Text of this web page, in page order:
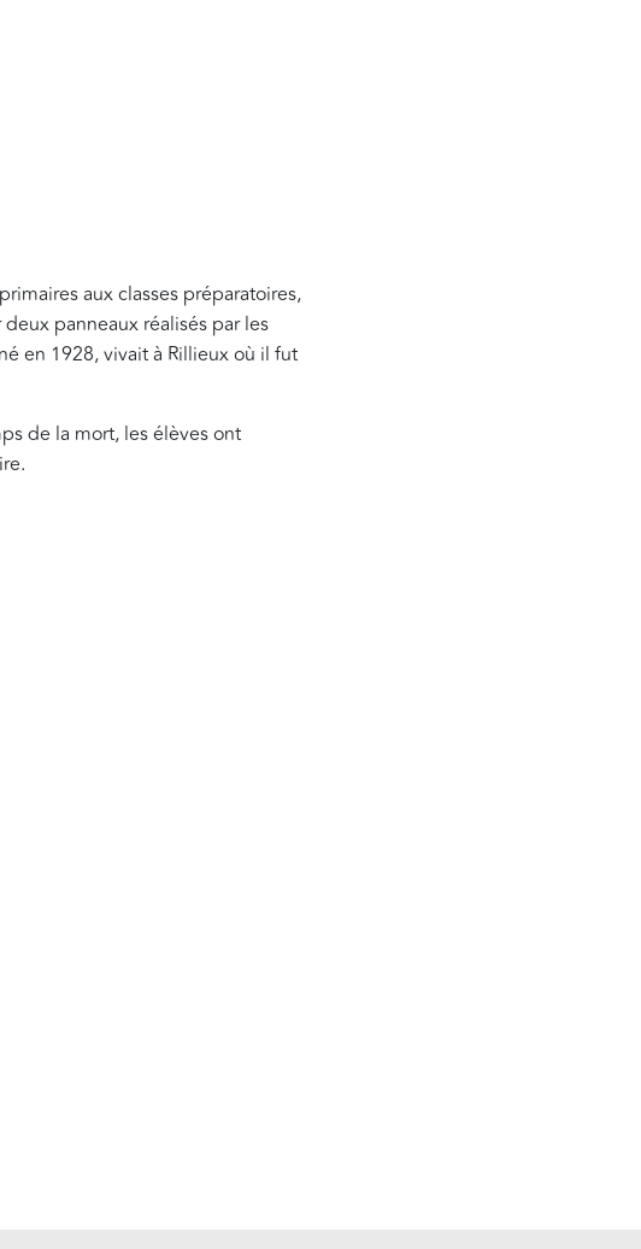
aux classes préparatoires,
panneaux réalisés par les
en 1928, vivait à Rillieux où il fut
de la mort, les élèves ont